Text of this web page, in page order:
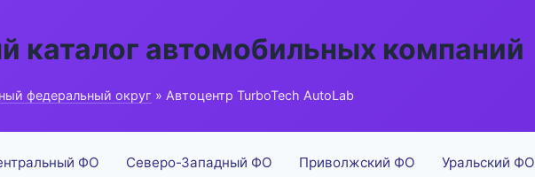
каталог автомобильных компаний
федеральный округ » Автоцентр TurboTech AutoLab
ФО Северо-Западный ФО Приволжский ФО Уральский ФО